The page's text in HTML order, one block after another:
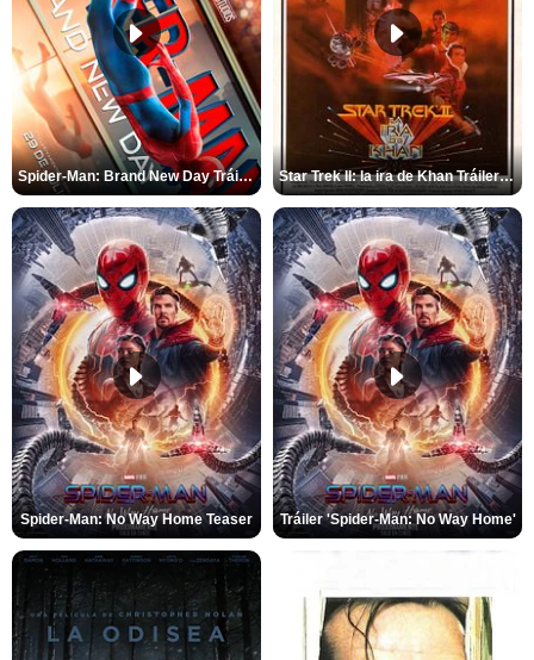
Spider-Man: Brand New Day Tráiler (3) Star Trek II: la ira de Khan Tráiler VO
Spider-Man: No Way Home Teaser Tráiler 'Spider-Man: No Way Home'